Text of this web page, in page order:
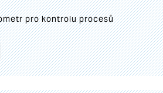
pro kontrolu procesů